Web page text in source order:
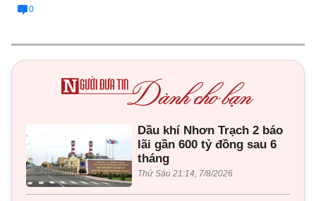
0
Dầu khí Nhơn Trạch 2 báo
lãi gần 600 tỷ đồng sau 6
tháng
Thứ Sáu 21:14, 7/8/2026